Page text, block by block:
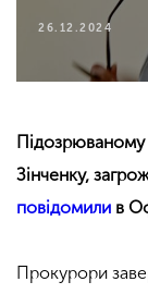
26.12.2024
Підозрюваному
Зінченку,
повідомили в
Прокурори